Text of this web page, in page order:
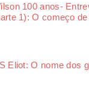
100 anos-
1): O começo
Eliot: O nome dos